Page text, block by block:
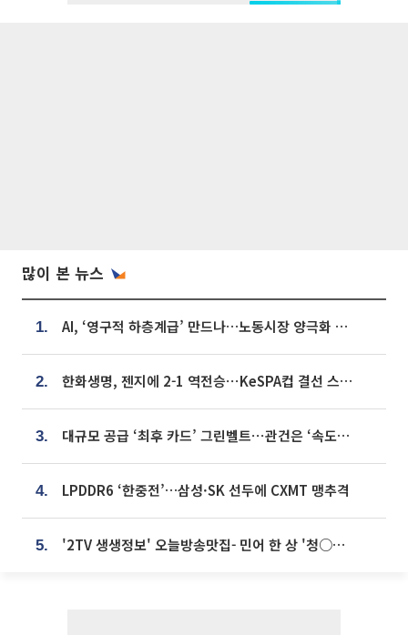
많이 본 뉴스
1. AI, ‘영구적 하층계급’ 만드나…노동시장 양극화 경고
2. 한화생명, 젠지에 2-1 역전승⋯KeSPA컵 결선 스테이지 2 직행
3. 대규모 공급 ‘최후 카드’ 그린벨트⋯관건은 ‘속도’ [주택공급 승부수의 조건]
4. LPDDR6 ‘한중전’…삼성·SK 선두에 CXMT 맹추격
5. '2TV 생생정보' 오늘방송맛집- 민어 한 상 '청○○○' vs 전복 한 상 '명○'